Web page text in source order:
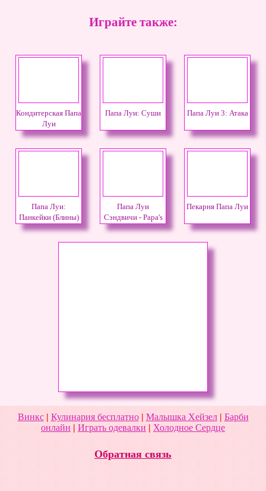
Играйте также:
Кондитерская Папа
Луи
Папа Луи: Суши Папа Луи 3: Атака
Папа Луи:
Панкейки (Блины)
Папа Луи
Сэндвичи - Papa's
Cheeseria
Пекарня Папа Луи
Винкс| Кулинария бесплатно| Малышка Хейзел| Барби
онлайн | Играть одевалки | Холодное Сердце
Обратная связь